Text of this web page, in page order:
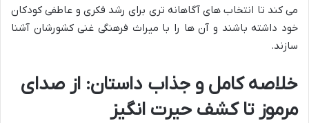
می کند تا انتخاب های آگاهانه تری برای رشد فکری و عاطفی کودکان
خود داشته باشند و آن ها را با میراث فرهنگی غنی کشورشان آشنا
سازند.
خلاصه کامل و جذاب داستان: از صدای
مرموز تا کشف حیرت انگیز